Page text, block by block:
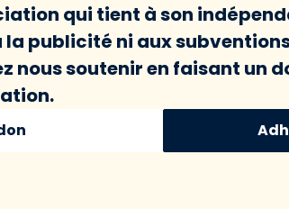
qui tient à son
la publicité ni aux
nous soutenir en faisant un